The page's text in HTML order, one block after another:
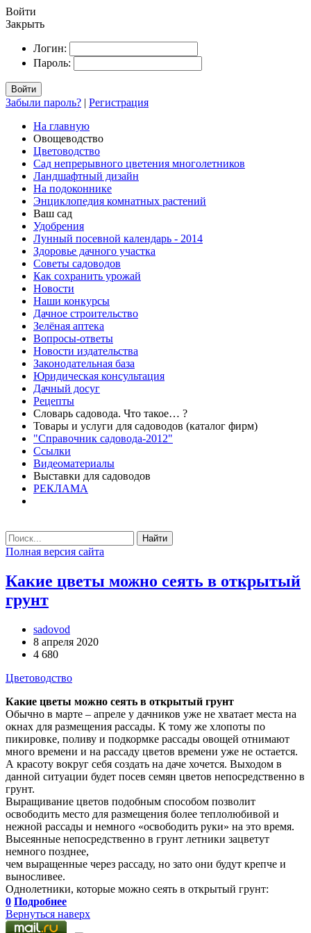
Войти
Закрыть
Логин:
Пароль:
Войти
Забыли пароль? | Регистрация
На главную
Овощеводство
Цветоводство
Сад непрерывного цветения многолетников
Ландшафтный дизайн
На подоконнике
Энциклопедия комнатных растений
Ваш сад
Удобрения
Лунный посевной календарь - 2014
Здоровье дачного участка
Советы садоводов
Как сохранить урожай
Новости
Наши конкурсы
Дачное строительство
Зелёная аптека
Вопросы-ответы
Новости издательства
Законодательная база
Юридическая консультация
Дачный досуг
Рецепты
Словарь садовода. Что такое… ?
Товары и услуги для садоводов (каталог фирм)
"Справочник садовода-2012"
Ссылки
Видеоматериалы
Выставки для садоводов
РЕКЛАМА
Найти
Полная версия сайта
Какие цветы можно сеять в открытый
грунт
sadovod
8 апреля 2020
4 680
Цветоводство
Какие цветы можно сеять в открытый грунт
Обычно в марте – апреле у дачников уже не хватает места на
окнах для размещения рассады. К тому же хлопоты по
пикировке, поливу и подкормке рассады овощей отнимают
много времени и на рассаду цветов времени уже не остается.
А красоту вокруг себя создать на даче хочется. Выходом в
данной ситуации будет посев семян цветов непосредственно в
грунт.
Выращивание цветов подобным способом позволит
освободить место для размещения более теплолюбивой и
нежной рассады и немного «освободить руки» на это время.
Высеянные непосредственно в грунт летники зацветут
немного позднее,
чем выращенные через рассаду, но зато они будут крепче и
выносливее.
Однолетники, которые можно сеять в открытый грунт:
0 Подробнее
Вернуться наверх